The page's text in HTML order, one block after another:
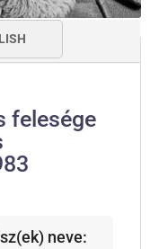
felesége
neve: